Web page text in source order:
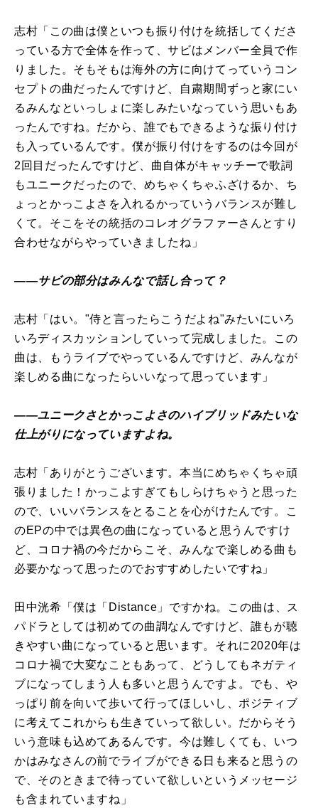
志村「この曲は僕といつも振り付けを統括してくださ
っている方で全体を作って、サビはメンバー全員で作
りました。そもそもは海外の方に向けてっていうコン
セプトの曲だったんですけど、自粛期間ずっと家にい
るみんなといっしょに楽しみたいなっていう思いもあ
ったんですね。だから、誰でもできるような振り付け
も入っているんです。僕が振り付けをするのは今回が
2回目だったんですけど、曲自体がキャッチーで歌詞
もユニークだったので、めちゃくちゃふざけるか、ち
ょっとかっこよさを入れるかっていうバランスが難し
くて。そこをその統括のコレオグラファーさんとすり
合わせながらやっていきましたね」
――サビの部分はみんなで話し合って？
志村「はい。"侍と言ったらこうだよね"みたいにいろ
いろディスカッションしていって完成しました。この
曲は、もうライブでやっているんですけど、みんなが
楽しめる曲になったらいいなって思っています」
――ユニークさとかっこよさのハイブリッドみたいな
仕上がりになっていますよね。
志村「ありがとうございます。本当にめちゃくちゃ頑
張りました！かっこよすぎてもしらけちゃうと思った
ので、いいバランスをとることを心がけたんです。こ
のEPの中では異色の曲になっていると思うんですけ
ど、コロナ禍の今だからこそ、みんなで楽しめる曲も
必要かなって思ったのでおすすめしたいですね」
田中洸希「僕は「Distance」ですかね。この曲は、ス
パドラとしては初めての曲調なんですけど、誰もが聴
きやすい曲になっていると思います。それに2020年は
コロナ禍で大変なこともあって、どうしてもネガティ
ブになってしまう人も多いと思うんですよ。でも、や
っぱり前を向いて歩いて行ってほしいし、ポジティブ
に考えてこれからも生きていって欲しい。だからそう
いう意味も込めてあるんです。今は難しくても、いつ
かはみなさんの前でライブができる日も来ると思うの
で、そのときまで待っていて欲しいというメッセージ
も含まれていますね」